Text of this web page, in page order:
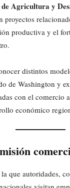
Agricultura y
proyectos
productiva y el
distintos
de Washington y
con el comercio
económico
que autoridades,